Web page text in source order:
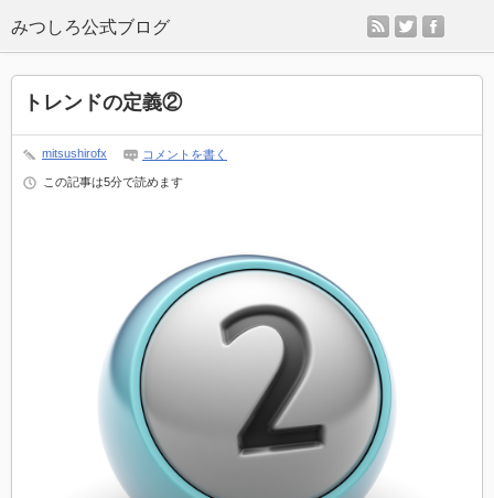
rss twitter
トレンドの定義②
mitsushirofx コメントを書く
この記事は5分で読めます